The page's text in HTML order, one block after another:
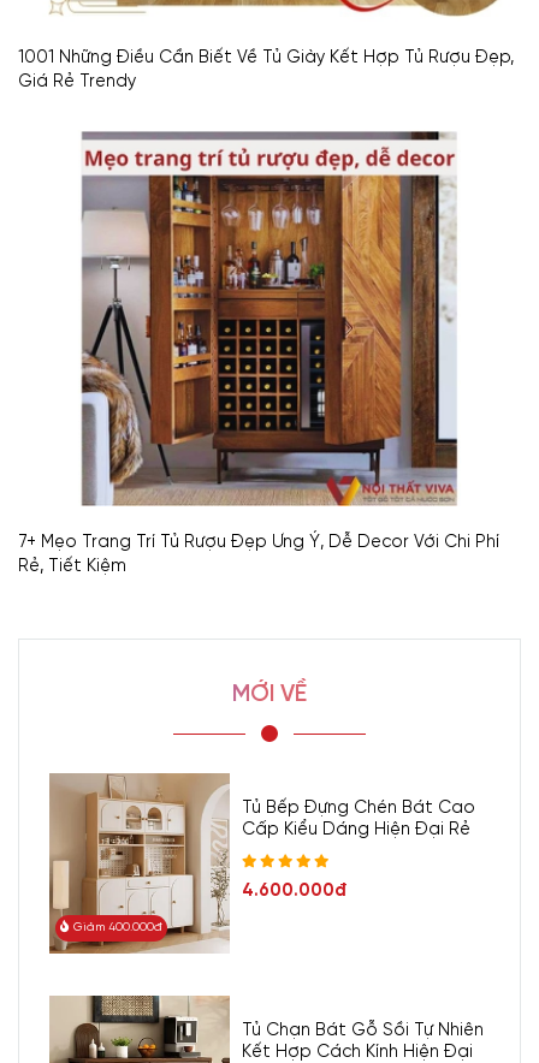
1001 Những Điều Cần Biết Về Tủ Giày Kết Hợp Tủ Rượu Đẹp,
Giá Rẻ Trendy
7+ Mẹo Trang Trí Tủ Rượu Đẹp Ưng Ý, Dễ Decor Với Chi Phí
Rẻ, Tiết Kiệm
MỚI VỀ
Giảm 400.000đ
Tủ Bếp Đựng Chén Bát Cao
Cấp Kiểu Dáng Hiện Đại Rẻ
4.600.000đ
Tủ Chạn Bát Gỗ Sồi Tự Nhiên
Kết Hợp Cách Kính Hiện Đại